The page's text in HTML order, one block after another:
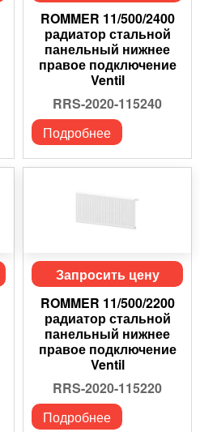
ROMMER 11/500/2400
радиатор стальной
панельный нижнее
правое подключение
Ventil
RRS-2020-115240
Подробнее
Запросить цену
ROMMER 11/500/2200
радиатор стальной
панельный нижнее
правое подключение
Ventil
RRS-2020-115220
Подробнее